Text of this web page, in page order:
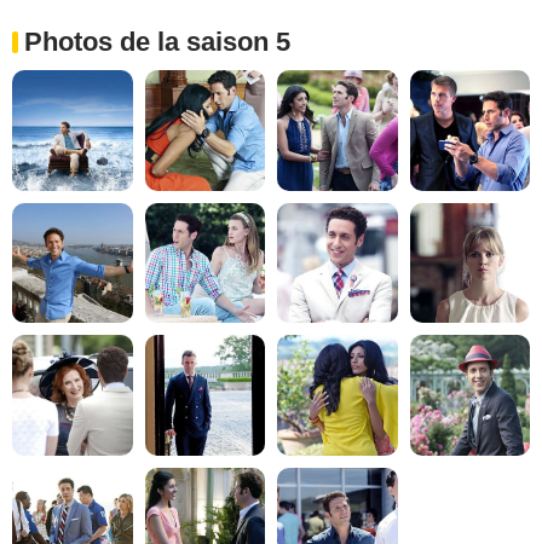
Photos de la saison 5